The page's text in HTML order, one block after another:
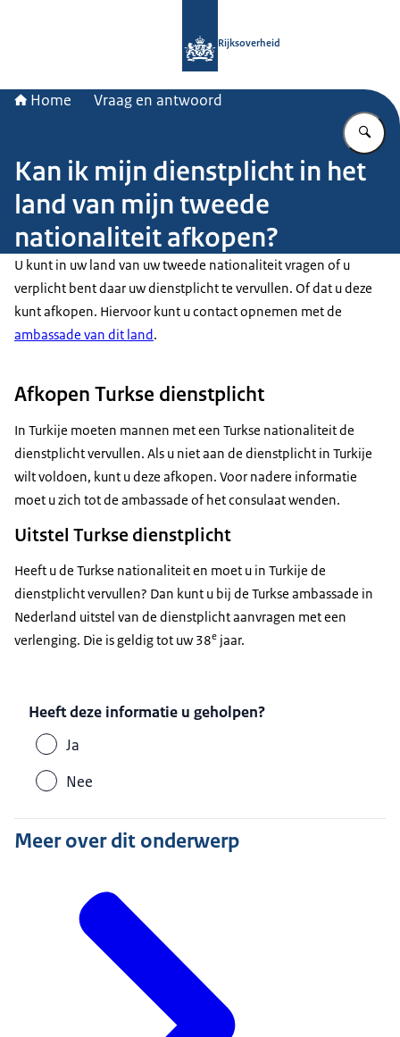
Rijksoverheid
Home Vraag en antwoord
Kan ik mijn dienstplicht in het
land van mijn tweede
nationaliteit afkopen?
U kunt in uw land van uw tweede nationaliteit vragen of u
verplicht bent daar uw dienstplicht te vervullen. Of dat u deze
kunt afkopen. Hiervoor kunt u contact opnemen met de
ambassade van dit land.
Afkopen Turkse dienstplicht
In Turkije moeten mannen met een Turkse nationaliteit de
dienstplicht vervullen. Als u niet aan de dienstplicht in Turkije
wilt voldoen, kunt u deze afkopen. Voor nadere informatie
moet u zich tot de ambassade of het consulaat wenden.
Uitstel Turkse dienstplicht
Heeft u de Turkse nationaliteit en moet u in Turkije de
dienstplicht vervullen? Dan kunt u bij de Turkse ambassade in
Nederland uitstel van de dienstplicht aanvragen met een
verlenging. Die is geldig tot uw 38e jaar.
Heeft deze informatie u geholpen?
Ja
Nee
Meer over dit onderwerp